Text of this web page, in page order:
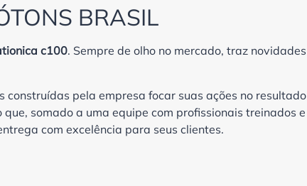
BRASIL
c100. Sempre de olho no mercado, traz novidades
pela empresa focar suas ações no resultado
somado a uma equipe com profissionais treinados e
com excelência para seus clientes.